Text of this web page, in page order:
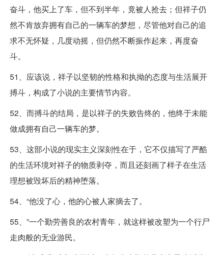
奋斗，他买上了车，但不到半年，竟被人抢去；但祥子仍
然不肯放弃拥有自己的一辆车的梦想，尽管他对自己的追
求不无怀疑，几度动摇，但仍然不断振作起来，再度奋
斗。
51、应该说，祥子以坚韧的性格和执拗的态度与生活展开
搏斗，构成了小说的主要情节内容。
52、而搏斗的结局，是以祥子的失败告终的，他终于未能
做成拥有自己一辆车的梦。
53、这部小说的现实主义深刻性在于，它不仅描写了严酷
的生活环境对祥子的物质剥夺，而且还刻画了样子在生活
理想被毁坏后的精神堕落。
54、“他没了心，他的心被人家摘去了。
55、”一个勤劳善良的农村青年，就这样被改塑为一个行尸
走肉般的无业游民。